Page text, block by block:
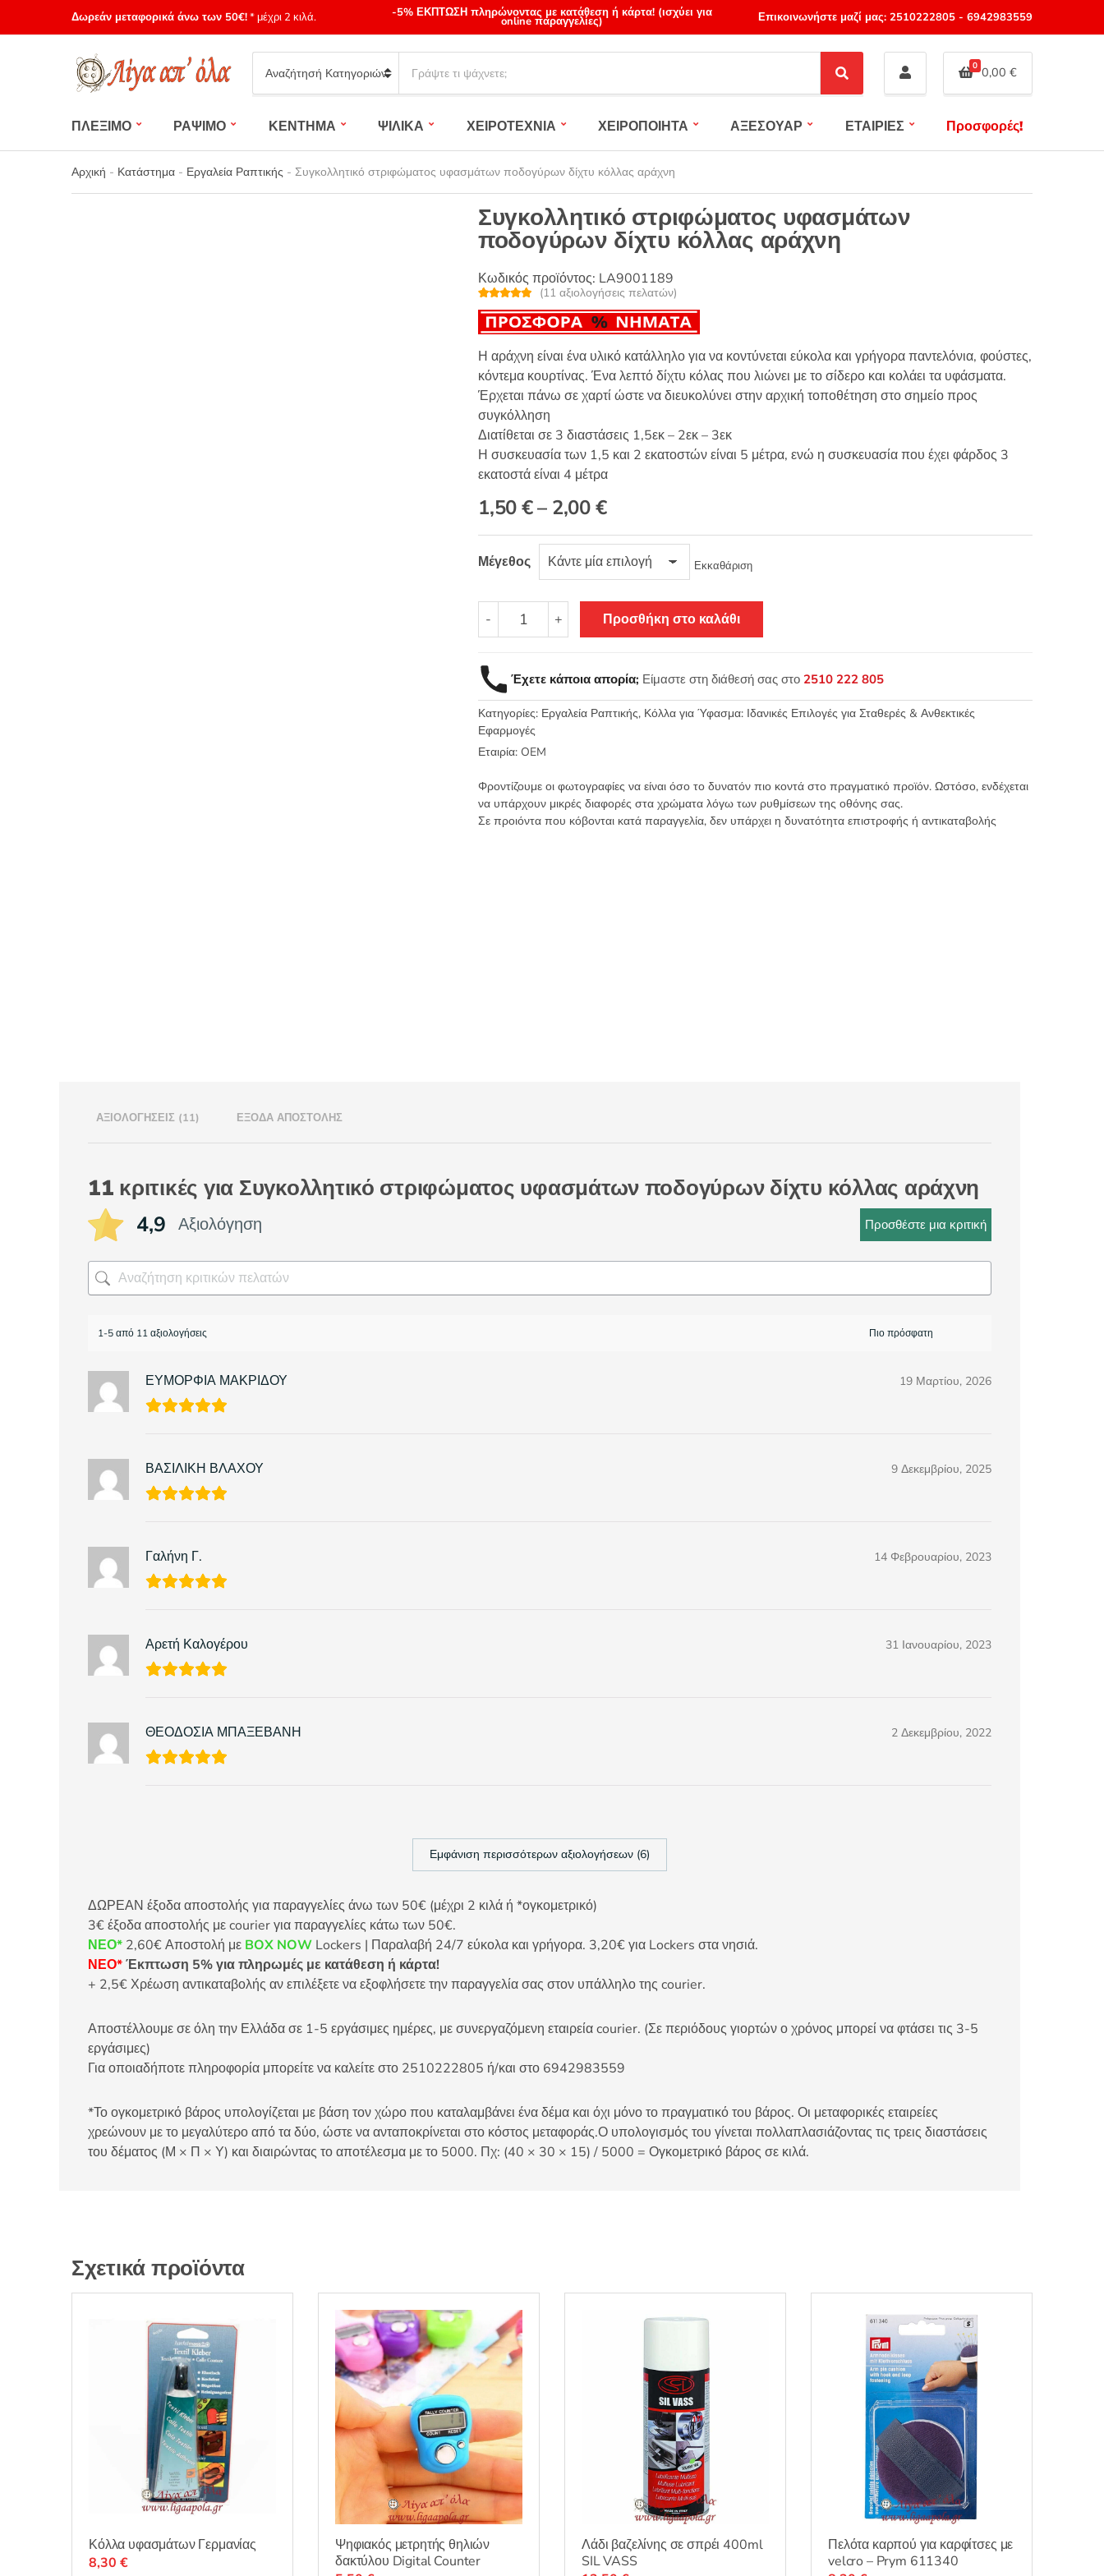
Δωρεάν μεταφορικά άνω των 50€!* μέχρι 2 κιλά. -5% ΕΚΠΤΩΣΗ πληρώνοντας με κατάθεση ή κάρτα! (ισχύει για
online παραγγελίες) Επικοινωνήστε μαζί μας: 2510222805- 6942983559
Category
name
a
c
h
p
S
e
c
0 0,00 €
ΠΛΕΞΙΜΟ ΡΑΨΙΜΟ ΚΕΝΤΗΜΑ ΨΙΛΙΚΑ ΧΕΙΡΟΤΕΧΝΙΑ ΧΕΙΡΟΠΟΙΗΤΑ ΑΞΕΣΟΥΑΡ ΕΤΑΙΡΙΕΣ Προσφορές!
Αρχική - Κατάστημα - Εργαλεία Ραπτικής - Συγκολλητικό στριφώματος υφασμάτων ποδογύρων δίχτυ κόλλας αράχνη
Συγκολλητικό στριφώματος υφασμάτων
ποδογύρων δίχτυ κόλλας αράχνη
Κωδικός προϊόντος: LA9001189
Βαθμολογή
θηκε με
4.91από 5
με βάση
11
ς πελάτη
(11 αξιολογήσεις πελατών)
Η αράχνη είναι ένα υλικό κατάλληλο για να κοντύνεται εύκολα και γρήγορα παντελόνια, φούστες,
κόντεμα κουρτίνας. Ένα λεπτό δίχτυ κόλας που λιώνει με το σίδερο και κολάει τα υφάσματα.
Έρχεται πάνω σε χαρτί ώστε να διευκολύνει στην αρχική τοποθέτηση στο σημείο προς
συγκόλληση
Διατίθεται σε 3 διαστάσεις 1,5εκ – 2εκ – 3εκ
Η συσκευασία των 1,5 και 2 εκατοστών είναι 5 μέτρα, ενώ η συσκευασία που έχει φάρδος 3
εκατοστά είναι 4 μέτρα
1,50€– 2,00€Price
range:
1,50 €
through
2,00 €
Μέγεθος Εκκαθάριση
-
Συγκολλητικό
στριφώματος
δίχτυ
κόλλας
αράχνη
ποσότητα
+ Προσθήκη στο καλάθι
Έχετε κάποια απορία; Είμαστε στη διάθεσή σας στο 2510 222 805
Κατηγορίες: Εργαλεία Ραπτικής, Κόλλα για Ύφασμα: Ιδανικές Επιλογές για Σταθερές & Ανθεκτικές
Εφαρμογές
Εταιρία: OEM
Φροντίζουμε οι φωτογραφίες να είναι όσο το δυνατόν πιο κοντά στο πραγματικό προϊόν. Ωστόσο, ενδέχεται
να υπάρχουν μικρές διαφορές στα χρώματα λόγω των ρυθμίσεων της οθόνης σας.
Σε προιόντα που κόβονται κατά παραγγελία, δεν υπάρχει η δυνατότητα επιστροφής ή αντικαταβολής
ΑΞΙΟΛΟΓΉΣΕΙΣ (11) ΈΞΟΔΑ ΑΠΟΣΤΟΛΉΣ
11 κριτικές για Συγκολλητικό στριφώματος υφασμάτων ποδογύρων δίχτυ κόλλας αράχνη
4,9 Αξιολόγηση Προσθέστε μια κριτική
1-5 από 11 αξιολογήσεις
ΕΥΜΟΡΦΙΑ ΜΑΚΡΙΔΟΥ 19 Μαρτίου, 2026
ΒΑΣΙΛΙΚΗ ΒΛΑΧΟΥ 9 Δεκεμβρίου, 2025
Γαλήνη Γ. 14 Φεβρουαρίου, 2023
Αρετή Καλογέρου 31 Ιανουαρίου, 2023
ΘΕΟΔΟΣΙΑ ΜΠΑΞΕΒΑΝΗ 2 Δεκεμβρίου, 2022
Εμφάνιση περισσότερων αξιολογήσεων (6)
ΔΩΡΕΑΝ έξοδα αποστολής για παραγγελίες άνω των 50€ (μέχρι 2 κιλά ή *ογκομετρικό)
3€ έξοδα αποστολής με courier για παραγγελίες κάτω των 50€.
ΝΕΟ* 2,60€ Αποστολή με BOX NOW Lockers | Παραλαβή 24/7 εύκολα και γρήγορα. 3,20€ για Lockers στα νησιά.
ΝΕΟ*Έκπτωση 5% για πληρωμές με κατάθεση ή κάρτα!
+ 2,5€ Χρέωση αντικαταβολής αν επιλέξετε να εξοφλήσετε την παραγγελία σας στον υπάλληλο της courier.
Αποστέλλουμε σε όλη την Ελλάδα σε 1-5 εργάσιμες ημέρες, με συνεργαζόμενη εταιρεία courier. (Σε περιόδους γιορτών ο χρόνος μπορεί να φτάσει τις 3-5
εργάσιμες)
Για οποιαδήποτε πληροφορία μπορείτε να καλείτε στο 2510222805 ή/και στο 6942983559
*Το ογκομετρικό βάρος υπολογίζεται με βάση τον χώρο που καταλαμβάνει ένα δέμα και όχι μόνο το πραγματικό του βάρος. Οι μεταφορικές εταιρείες
χρεώνουν με το μεγαλύτερο από τα δύο, ώστε να ανταποκρίνεται στο κόστος μεταφοράς.Ο υπολογισμός του γίνεται πολλαπλασιάζοντας τις τρεις διαστάσεις
του δέματος (Μ × Π × Υ) και διαιρώντας το αποτέλεσμα με το 5000. Πχ: (40 × 30 × 15) / 5000 = Ογκομετρικό βάρος σε κιλά.
Σχετικά προϊόντα
Κόλλα υφασμάτων Γερμανίας
8,30 €
Ψηφιακός μετρητής θηλιών
δακτύλου Digital Counter
Λάδι βαζελίνης σε σπρέι 400ml
SIL VASS
Πελότα καρπού για καρφίτσες με
velcro – Prym 611340